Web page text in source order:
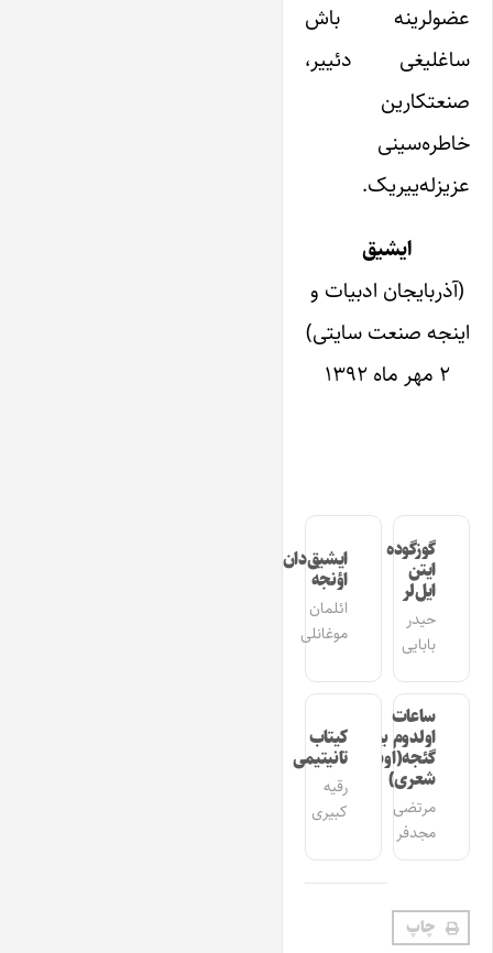
عضولرینه باش
ساغلیغی دئییر،
صنعتکارین
خاطره‌سینی
عزیزله‌ییریک.
ایشیق
(آذربایجان ادبیات و
اینجه صنعت سایتی)
۲ مهر ماه ۱۳۹۲
گوزگوده
ایتن
ایل‌لر
حیدر
بابایی
ایشیق‌دان
اؤنجه
ائلمان
موغانلی
ساعات
اولدوم بیر
گئجه(اوشاق
شعری)
مرتضی
مجدفر
کیتاب
تانیتیمی
رقیه
کبیری
چاپ